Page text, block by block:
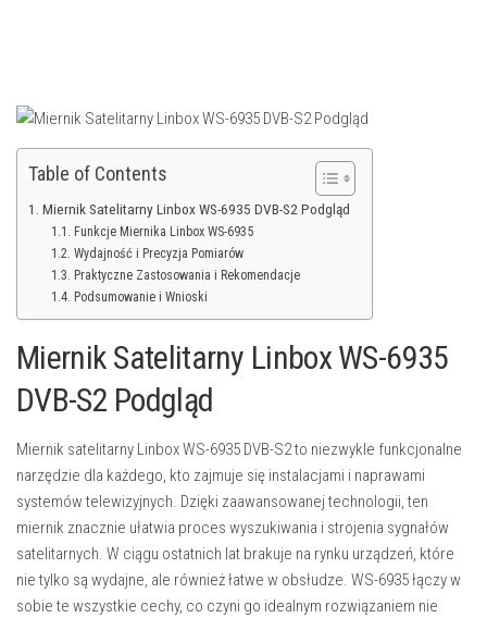
Table of Contents
Miernik Satelitarny Linbox WS-6935 DVB-S2 Podgląd
Funkcje Miernika Linbox WS-6935
Wydajność i Precyzja Pomiarów
Praktyczne Zastosowania i Rekomendacje
Podsumowanie i Wnioski
Miernik Satelitarny Linbox WS-6935
DVB-S2 Podgląd
Miernik satelitarny Linbox WS-6935 DVB-S2 to niezwykle funkcjonalne
narzędzie dla każdego, kto zajmuje się instalacjami i naprawami
systemów telewizyjnych. Dzięki zaawansowanej technologii, ten
miernik znacznie ułatwia proces wyszukiwania i strojenia sygnałów
satelitarnych. W ciągu ostatnich lat brakuje na rynku urządzeń, które
nie tylko są wydajne, ale również łatwe w obsłudze. WS-6935 łączy w
sobie te wszystkie cechy, co czyni go idealnym rozwiązaniem nie